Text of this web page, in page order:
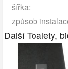
šířka:
způsob
Další Toalety,